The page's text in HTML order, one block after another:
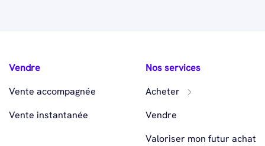
Vendre
Vente accompagnée
Vente instantanée
Nos services
Acheter
Vendre
Valoriser mon futur achat